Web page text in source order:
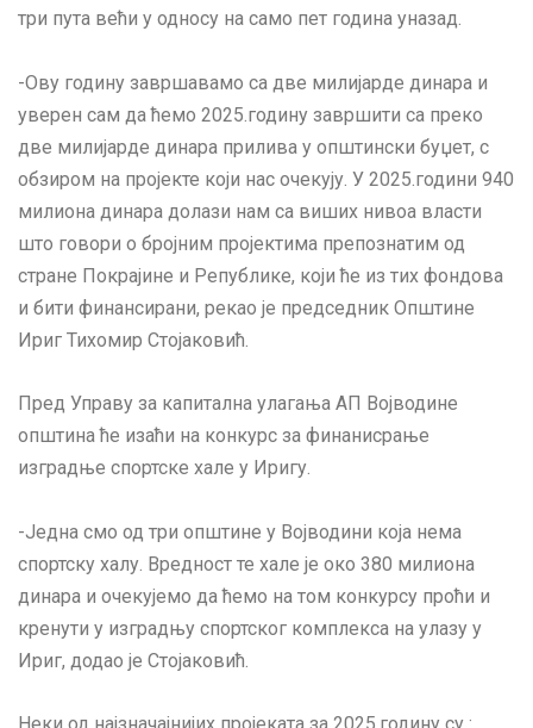
три пута већи у односу на само пет година уназад.
-Ову годину завршавамо са две милијарде динара и
уверен сам да ћемо 2025.годину завршити са преко
две милијарде динара прилива у општински буџет, с
обзиром на пројекте који нас очекују. У 2025.години 940
милиона динара долази нам са виших нивоа власти
што говори о бројним пројектима препознатим од
стране Покрајине и Републике, који ће из тих фондова
и бити финансирани, рекао је председник Општине
Ириг Тихомир Стојаковић.
Пред Управу за капитална улагања АП Војводине
општина ће изаћи на конкурс за финанисрање
изградње спортске хале у Иригу.
-Једна смо од три општине у Војводини која нема
спортску халу. Вредност те хале је око 380 милиона
динара и очекујемо да ћемо на том конкурсу проћи и
кренути у изградњу спортског комплекса на улазу у
Ириг, додао је Стојаковић.